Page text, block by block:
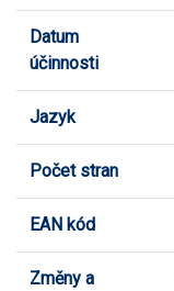
Datum
účinnosti
Jazyk
Počet stran
EAN kód
Změny a